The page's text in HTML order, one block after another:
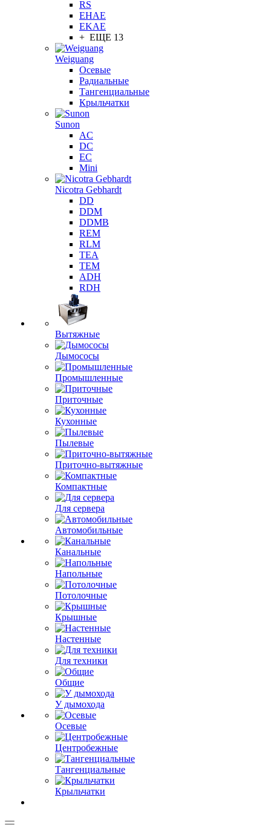
RS
EHAE
EKAE
+ ЕЩЕ 13
Weiguang
Осевые
Радиальные
Тангенциальные
Крыльчатки
Sunon
AC
DC
EC
Mini
Nicotra Gebhardt
DD
DDM
DDMB
REM
RLM
TEA
TEM
ADH
RDH
Вытяжные
Дымососы
Промышленные
Приточные
Кухонные
Пылевые
Приточно-вытяжные
Компактные
Для сервера
Автомобильные
Канальные
Напольные
Потолочные
Крышные
Настенные
Для техники
Общие
У дымохода
Осевые
Центробежные
Тангенциальные
Крыльчатки